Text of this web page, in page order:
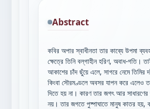
Abstract
কবির অপার স্বাধীনতা তার কাব্যে উপমা
ক্ষেত্রে তিনি বল্‌গাহীন হরিণ, অবাধ-গতি।
আকাশের চাঁদ ছুঁয়ে এলে, সাগরে নেমে তিমির
কিংবা সৌরমণ্ডলে অবসর যাপন করে এলেও
দিতে হয় না। কারণ তার জগৎ আর
নয়। তার জগতে পুষ্পাঘাতে মানুষ কাতর হয়,